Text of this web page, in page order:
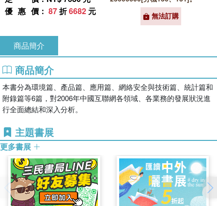
優惠價 ： 87折6682 元
無法訂購
商品簡介
商品簡介
本書分為環境篇、產品篇、應用篇、網絡安全與技術篇、統計篇和
附錄篇等6篇，對2006年中國互聯網各領域、各業務的發展狀況進
行全面總結和深入分析。
主題書展
更多書展